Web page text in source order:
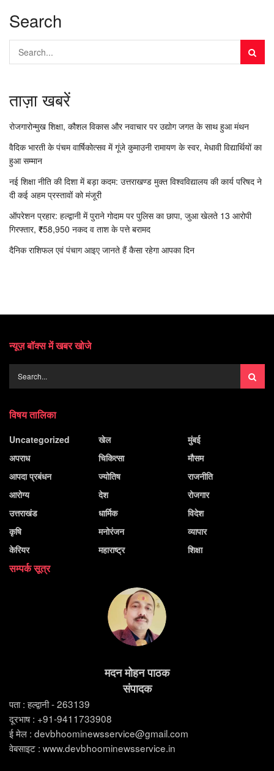
Search
ताज़ा खबरें
रोजगारोन्मुख शिक्षा, कौशल विकास और नवाचार पर उद्योग जगत के साथ हुआ मंथन
वैदिक भारती के पंचम वार्षिकोत्सव में गूंजे कुमाउनी रामायण के स्वर, मेधावी विद्यार्थियों का
हुआ सम्मान
नई शिक्षा नीति की दिशा में बड़ा कदम: उत्तराखण्ड मुक्त विश्वविद्यालय की कार्य परिषद ने
दी कई अहम प्रस्तावों को मंजूरी
ऑपरेशन प्रहार: हल्द्वानी में पुराने गोदाम पर पुलिस का छापा, जुआ खेलते 13 आरोपी
गिरफ्तार, ₹58,950 नकद व ताश के पत्ते बरामद
दैनिक राशिफल एवं पंचाग आइए जानते हैं कैसा रहेगा आपका दिन
न्यूज़ बॉक्स में खबर खोजे
विषय तालिका
Uncategorized
अपराध
आपदा प्रबंधन
आरोग्य
उत्तराखंड
कृषि
केरियर
खेल
चिकित्सा
ज्योतिष
देश
धार्मिक
मनोरंजन
महाराष्ट्र
मुंबई
मौसम
राजनीति
रोजगार
विदेश
व्यापार
शिक्षा
सम्पर्क सूत्र
मदन मोहन पाठक
संपादक
पता : हल्द्वानी - 263139
दूरभाष : +91-9411733908
ई मेल : devbhoominewsservice@gmail.com
वेबसाइट : www.devbhoominewsservice.in